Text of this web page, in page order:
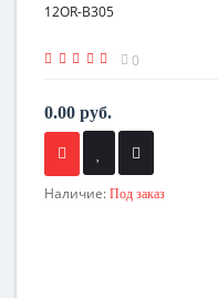
12OR-B305
0
0.00 руб.
Наличие: Под заказ